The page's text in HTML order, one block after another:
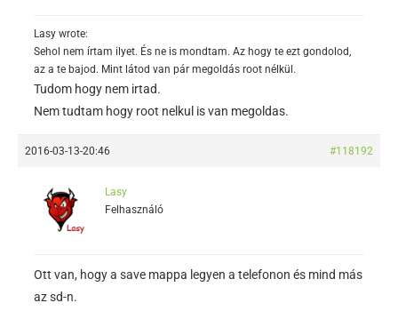
Lasy wrote:
Sehol nem írtam ilyet. És ne is mondtam. Az hogy te ezt gondolod,
az a te bajod. Mint látod van pár megoldás root nélkül.
Tudom hogy nem irtad.
Nem tudtam hogy root nelkul is van megoldas.
2016-03-13-20:46 #118192
Lasy
Felhasználó
Ott van, hogy a save mappa legyen a telefonon és mind más
az sd-n.